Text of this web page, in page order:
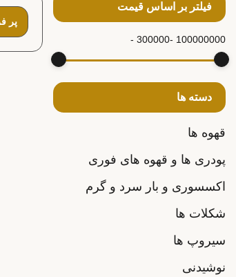
فیلتر بر اساس قیمت
300000 - 100000000 -
دسته ها
قهوه ها
پودری ها و قهوه های فوری
اکسسوری و بار سرد و گرم
شکلات ها
سیروپ ها
نوشیدنی